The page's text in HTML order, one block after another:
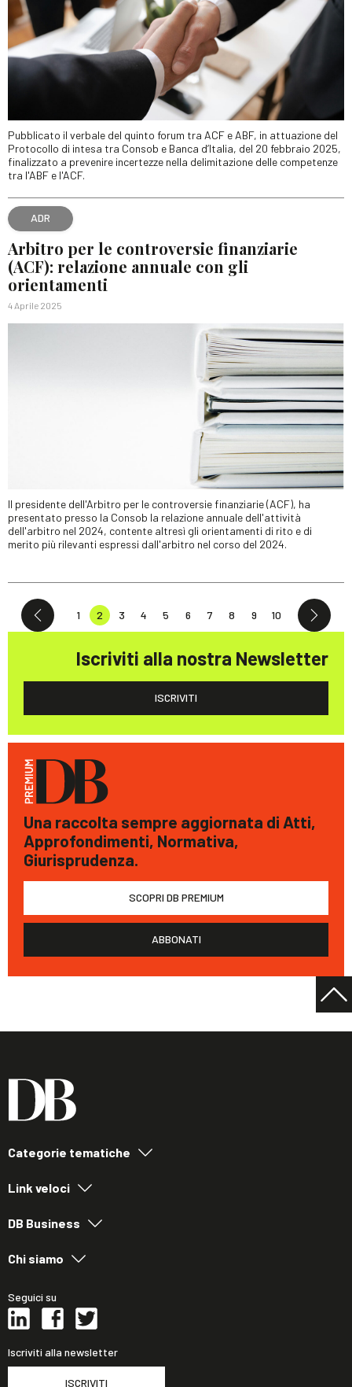
Pubblicato il verbale del quinto forum tra ACF e ABF, in attuazione del
Protocollo di intesa tra Consob e Banca d’Italia, del 20 febbraio 2025,
finalizzato a prevenire incertezze nella delimitazione delle competenze
tra l'ABF e l'ACF.
ADR
Arbitro per le controversie finanziarie
(ACF): relazione annuale con gli
orientamenti
4 Aprile 2025
Il presidente dell'Arbitro per le controversie finanziarie (ACF), ha
presentato presso la Consob la relazione annuale dell'attività
dell'arbitro nel 2024, contente altresì gli orientamenti di rito e di
merito più rilevanti espressi dall'arbitro nel corso del 2024.
1 2 3 4 5 6 7 8 9 10
Iscriviti alla nostra Newsletter
ISCRIVITI
Una raccolta sempre aggiornata di Atti,
Approfondimenti, Normativa,
Giurisprudenza.
SCOPRI DB PREMIUM
ABBONATI
Categorie tematiche
Link veloci
DB Business
Chi siamo
Seguici su
Iscriviti alla newsletter
ISCRIVITI